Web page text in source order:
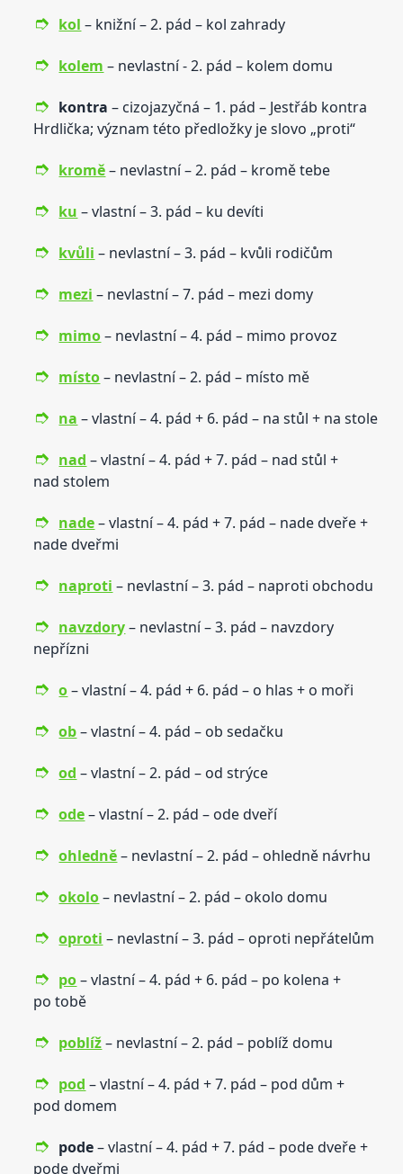
kol – knižní – 2. pád – kol zahrady
kolem – nevlastní - 2. pád – kolem domu
kontra – cizojazyčná – 1. pád – Jestřáb kontra
Hrdlička; význam této předložky je slovo „proti“
kromě– nevlastní – 2. pád – kromě tebe
ku – vlastní – 3. pád – ku devíti
kvůli – nevlastní – 3. pád – kvůli rodičům
mezi – nevlastní – 7. pád – mezi domy
mimo– nevlastní – 4. pád – mimo provoz
místo– nevlastní – 2. pád – místo mě
na – vlastní – 4. pád + 6. pád – na stůl + na stole
nad – vlastní – 4. pád + 7. pád – nad stůl +
nad stolem
nade– vlastní – 4. pád + 7. pád – nade dveře +
nade dveřmi
naproti – nevlastní – 3. pád – naproti obchodu
navzdory– nevlastní – 3. pád – navzdory
nepřízni
o– vlastní – 4. pád + 6. pád – o hlas + o moři
ob– vlastní – 4. pád – ob sedačku
od – vlastní – 2. pád – od strýce
ode– vlastní – 2. pád – ode dveří
ohledně– nevlastní – 2. pád – ohledně návrhu
okolo– nevlastní – 2. pád – okolo domu
oproti – nevlastní – 3. pád – oproti nepřátelům
po– vlastní – 4. pád + 6. pád – po kolena +
po tobě
poblíž– nevlastní – 2. pád – poblíž domu
pod – vlastní – 4. pád + 7. pád – pod dům +
pod domem
pode– vlastní – 4. pád + 7. pád – pode dveře +
pode dveřmi